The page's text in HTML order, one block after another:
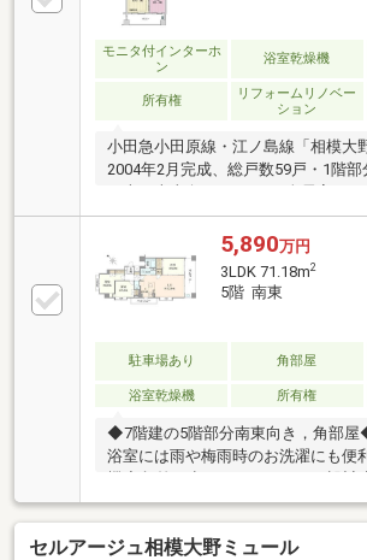
モニタ付インターホ
ン
浴室乾燥機
所有権
リフォームリノベー
ション
小田急小田原線・江ノ島線「相模大
2004年2月完成、総戸数59戸・1階部
平米・南東向きの3LDK、全居室フロ
グダイニングにTES温水式床暖房・
栓一体型浄水器・浴室換気乾燥暖房
クロゼット、床下収納・二重床・二
法・ハイサッシ～～～～～～リノベ
～～～～ （２０２６年４月完
交換全フローリング・全クロス張
5,890万円
3LDK 71.18m2
5階 南東
駐車場あり 角部屋
浴室乾燥機
所有権
◆7階建の5階部分南東向き，角部
浴室には雨や梅雨時のお洗濯にも便
機◆段差の少ないフルフラット設計
レーム）工法とハイサッシを採用◆
やメンテナンスを容易にする二重床
セルアージュ相模大野ミュール